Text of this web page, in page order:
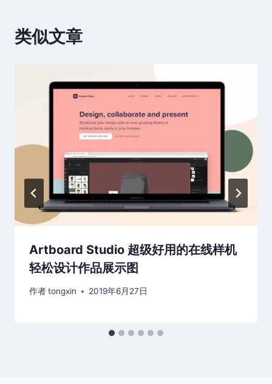
类似文章
Artboard Studio 超级好用的在线样机
轻松设计作品展示图
作者tongxin 2019年6月27日